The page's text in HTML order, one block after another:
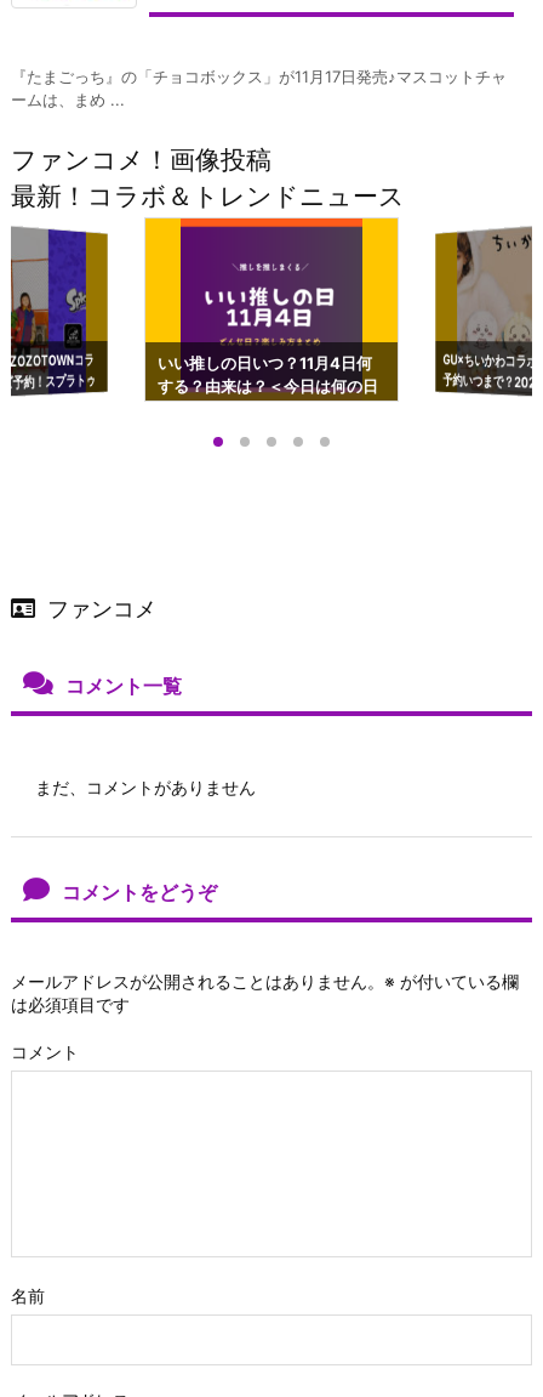
『たまごっち』の「チョコボックス」が11月17日発売♪マスコットチャ
ームは、まめ ...
ファンコメ！画像投稿
最新！コラボ＆トレンドニュース
コラ
予約！スプラトゥ
ップも渋谷Hz
いい推しの日いつ？11月4日何
する？由来は？＜今日は何の日
GU×ちいかわコラ
予約いつまで？
ーチやショルダー
ファンコメ
コメント一覧
まだ、コメントがありません
コメントをどうぞ
メールアドレスが公開されることはありません。 ※ が付いている欄
は必須項目です
コメント
名前